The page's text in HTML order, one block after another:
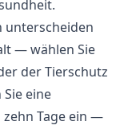
unterscheiden
— wählen Sie
der Tierschutz
eine
Tage ein —